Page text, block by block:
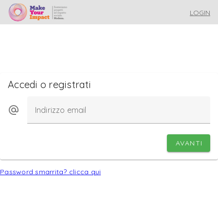
LOGIN
Accedi o registrati
Indirizzo email
AVANTI
Password smarrita? clicca qui